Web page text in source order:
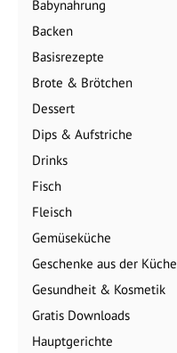
Babynahrung
Backen
Basisrezepte
Brote & Brötchen
Dessert
Dips & Aufstriche
Drinks
Fisch
Fleisch
Gemüseküche
Geschenke aus der Küche
Gesundheit & Kosmetik
Gratis Downloads
Hauptgerichte